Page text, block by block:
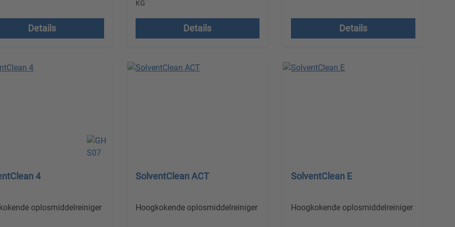
Details
KG
Prijzen excl. btw plus
verzendkostenDetails
verzendkosten
Details
4
oplosmiddelreiniger
SolventClean ACT
Hoogkokende oplosmiddelreiniger
SolventClean E
Hoogkokende oplosmiddelreiniger